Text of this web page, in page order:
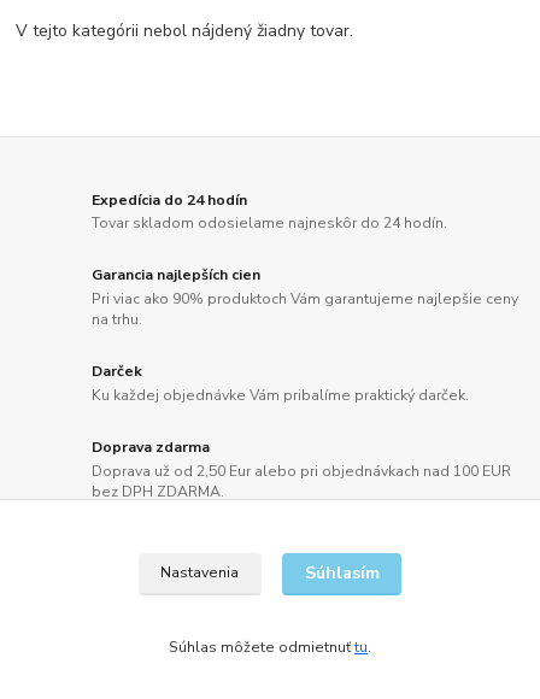
V tejto kategórii nebol nájdený žiadny tovar.
Expedícia do 24 hodín
Tovar skladom odosielame najneskôr do 24 hodín.
Garancia najlepších cien
Pri viac ako 90% produktoch Vám garantujeme najlepšie ceny
na trhu.
Darček
Ku každej objednávke Vám pribalíme praktický darček.
Doprava zdarma
Doprava už od 2,50 Eur alebo pri objednávkach nad 100 EUR
bez DPH ZDARMA.
Nastavenia Súhlasím
Súhlas môžete odmietnuťtu.